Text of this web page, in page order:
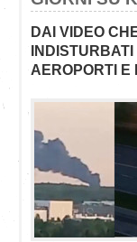
DAI VIDEO
AEROPORTI E